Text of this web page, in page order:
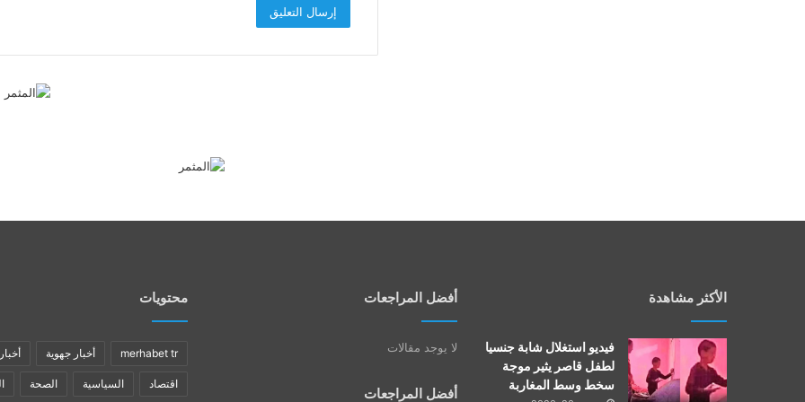
الأكثر مشاهدة
فيديو استغلال شابة جنسيا
لطفل قاصر يثير موجة
سخط وسط المغاربة
أفضل المراجعات
لا يوجد مقالات
أفضل المراجعات
محتويات
merhabet tr أخبار جهوية
اقتصاد السياسية الصحة